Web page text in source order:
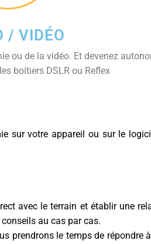
/ VIDÉO
ou de la vidéo. Et devenez
boitiers DSLR ou Reflex
sur votre appareil ou sur le
avec le terrain et établir une
au cas par cas.
prendrons le temps de répondre